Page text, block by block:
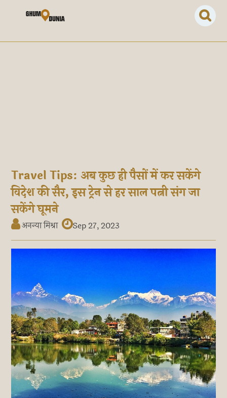
Travel Tips: अब कुछ ही पैसों में कर सकेंगे
विदेश की सैर, इस ट्रेन से हर साल पत्नी संग जा
सकेंगे घूमने
अनन्या मिश्रा Sep 27, 2023